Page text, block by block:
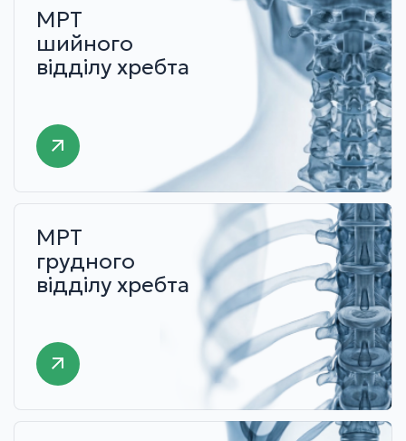
МРТ
шийного
відділу хребта
МРТ
грудного
відділу хребта